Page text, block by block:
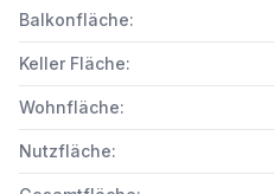
Balkonfläche:
Keller Fläche:
Wohnfläche:
Nutzfläche: